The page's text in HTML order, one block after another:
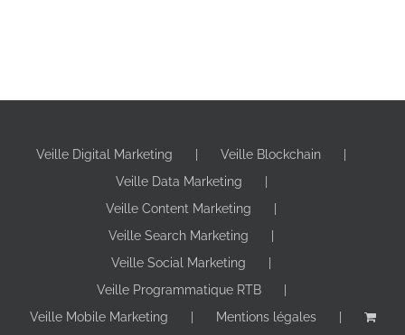
Veille Digital Marketing
Veille Blockchain
Veille Data Marketing
Veille Content Marketing
Veille Search Marketing
Veille Social Marketing
Veille Programmatique RTB
Veille Mobile Marketing
Mentions légales